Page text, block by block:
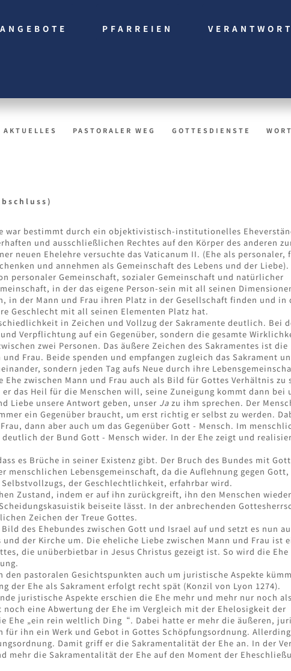
ANGEBOTE PFARREIEN
AKTUELLES PASTORALER WEG GOTTESDIENSTE
bestimmt durch ein objektivistisch-institutionelles
und ausschließlichen Rechtes auf den Körper des anderen
neuen Ehelehre versuchte das Vaticanum II. (Ehe als personaler,
und annehmen als Gemeinschaft des Lebens und der Liebe).
personaler Gemeinschaft, sozialer Gemeinschaft und natürlicher
in der das eigene Person-sein mit all seinen
in der Mann und Frau ihren Platz in der Gesellschaft finden und in
Geschlecht mit all seinen Elementen Platz hat.
in Zeichen und Vollzug der Sakramente deutlich. Bei
Verpflichtung auf ein Gegenüber, sondern die gesamte
zwei Personen. Das äußere Zeichen des Sakramentes ist die
Frau. Beide spenden und empfangen zugleich das Sakrament
sondern jeden Tag aufs Neue durch ihre
zwischen Mann und Frau auch als Bild für Gottes Verhältnis zu
das Heil für die Menschen will, seine Zuneigung kommt dann bei
Liebe unsere Antwort geben, unser Ja zu ihm sprechen. Der
ein Gegenüber braucht, um erst richtig er selbst zu werden.
dann aber auch um das Gegenüber Gott - Mensch. Im
der Bund Gott - Mensch wider. In der Ehe zeigt und
es Brüche in seiner Existenz gibt. Der Bruch des Bundes mit
Lebensgemeinschaft, da die Auflehnung gegen Gott,
der Geschlechtlichkeit, erfahrbar wird.
Zustand, indem er auf ihn zurückgreift, ihn den Menschen
beiseite lässt. In der anbrechenden
Zeichen der Treue Gottes.
des Ehebundes zwischen Gott und Israel auf und setzt es nun
und der Kirche um. Die eheliche Liebe zwischen Mann und Frau ist
die unüberbietbar in Jesus Christus gezeigt ist. So wird die Ehe
den pastoralen Gesichtspunkten auch um juristische Aspekte
der Ehe als Sakrament erfolgt recht spät (Konzil von Lyon 1274).
juristische Aspekte erschien die Ehe mehr und mehr nur noch als
noch eine Abwertung der Ehe im Vergleich mit der Ehelosigkeit der
Ehe „ein rein weltlich Ding“. Dabei hatte er mehr die äußeren,
für ihn ein Werk und Gebot in Gottes Schöpfungsordnung.
Damit griff er die Sakramentalität der Ehe an. In der
mehr die Sakramentalität der Ehe auf den Moment der